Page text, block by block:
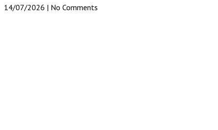
14/07/2026 No Comments